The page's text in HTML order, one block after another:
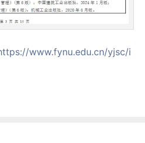
www.fynu.edu.cn/yjsc/i